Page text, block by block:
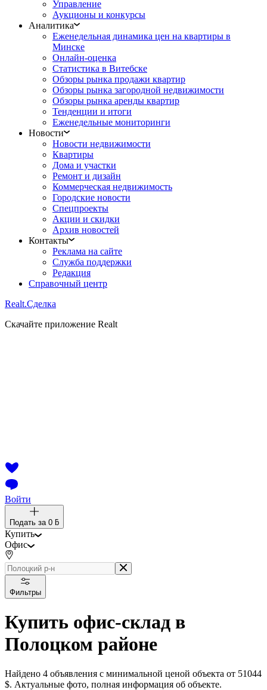
Управление
Аукционы и конкурсы
Аналитика
Еженедельная динамика цен на квартиры в
Минске
Онлайн-оценка
Статистика в Витебске
Обзоры рынка продажи квартир
Обзоры рынка загородной недвижимости
Обзоры рынка аренды квартир
Тенденции и итоги
Еженедельные мониторинги
Новости
Новости недвижимости
Квартиры
Дома и участки
Ремонт и дизайн
Коммерческая недвижимость
Городские новости
Спецпроекты
Акции и скидки
Архив новостей
Контакты
Реклама на сайте
Служба поддержки
Редакция
Справочный центр
Realt.Сделка
Скачайте приложение Realt
Войти
Подать за 0 ƃ
Купить
Офис
Фильтры
Купить офис-склад в
Полоцком районе
Найдено 4 объявления с минимальной ценой объекта от 51044
$. Актуальные фото, полная информация об объекте.